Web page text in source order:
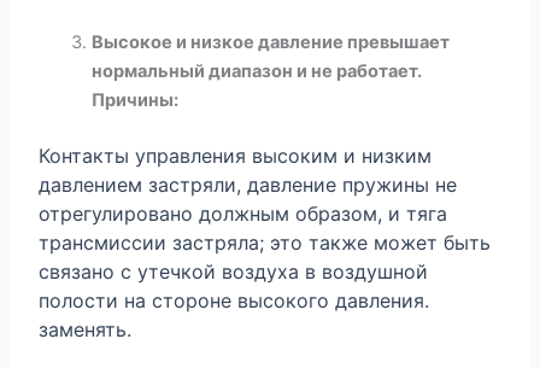
Высокое и низкое давление превышает
нормальный диапазон и не работает.
Причины:
Контакты управления высоким и низким
давлением застряли, давление пружины не
отрегулировано должным образом, и тяга
трансмиссии застряла; это также может быть
связано с утечкой воздуха в воздушной
полости на стороне высокого давления.
заменять.